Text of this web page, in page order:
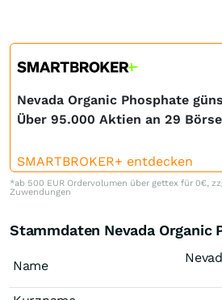
Nevada Organic Phosphate
Über 95.000 Aktien an 29
SMARTBROKER+ entdecken
*ab 500 EUR Ordervolumen über gettex für 0€,
Zuwendungen
Stammdaten Nevada Organic
Name